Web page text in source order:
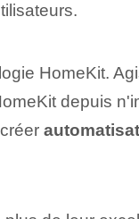
HomeKit.
depuis